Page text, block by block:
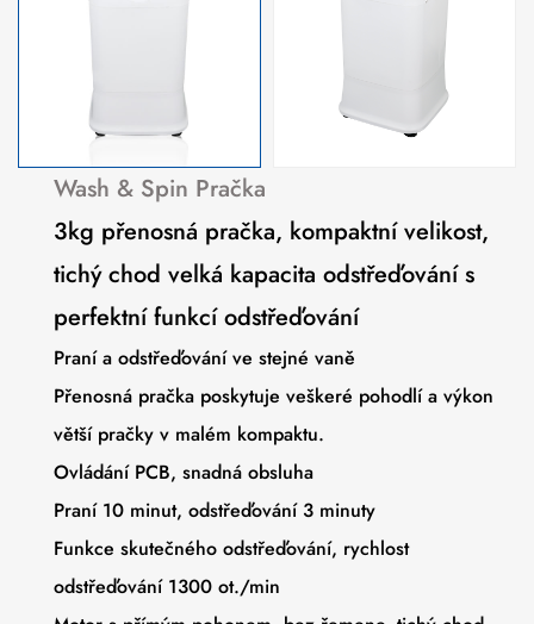
Wash & Spin Pračka
3kg přenosná pračka, kompaktní velikost,
tichý chod velká kapacita odstřeďování s
perfektní funkcí odstřeďování
Praní a odstřeďování ve stejné vaně
Přenosná pračka poskytuje veškeré pohodlí a výkon
větší pračky v malém kompaktu.
Ovládání PCB, snadná obsluha
Praní 10 minut, odstřeďování 3 minuty
Funkce skutečného odstřeďování, rychlost
odstřeďování 1300 ot./min